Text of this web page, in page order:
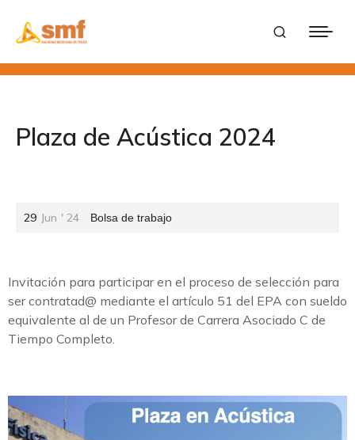
Plaza de Acústica 2024
29 Jun ' 24 Bolsa de trabajo
Invitación para participar en el proceso de selección para
ser contratad@ mediante el artículo 51 del EPA con sueldo
equivalente al de un Profesor de Carrera Asociado C de
Tiempo Completo.